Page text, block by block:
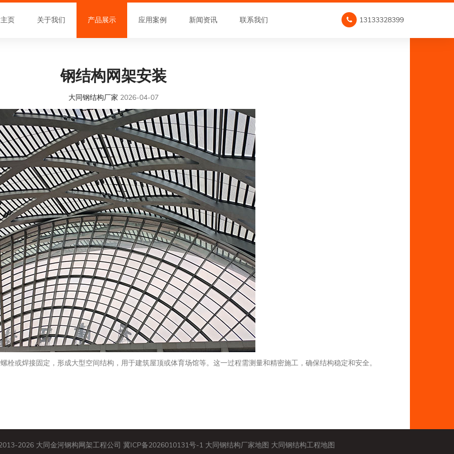
页 关于我们 产品展示 应用案例 新闻资讯 联系我们 13133328399
钢结构网架安装
大同钢结构厂家 2026-04-07
栓或焊接固定，形成大型空间结构，用于建筑屋顶或体育场馆等。这一过程需测量和精密施工，确保结构稳定和安全。
2026 大同金河钢构网架工程公司 冀ICP备2026010131号-1 大同钢结构厂家地图 大同钢结构工程地图